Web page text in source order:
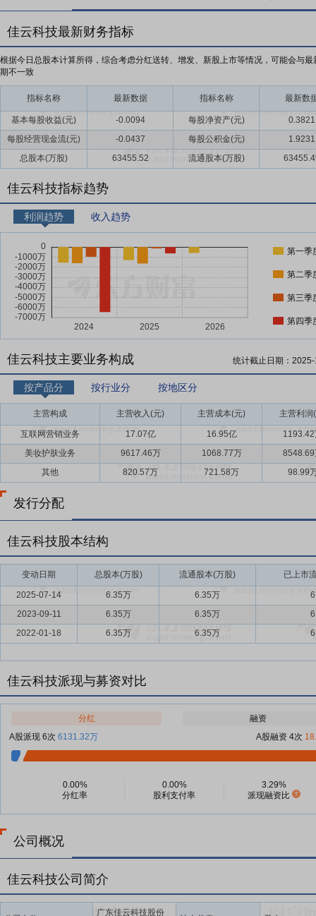
佳云科技最新财务指标
根据今日总股本计算所得，综合考虑分红送转、增发、新股上市等情况，可能会与最
期不一致
指标名称 最新数据 指标名称 最新数
基本每股收益(元) -0.0094 每股净资产(元)
0.3821
每股经营现金流(元)
-0.0437 每股公积金(元)
1.9231
总股本(万股)
63455.52 流通股本(万股)
佳云科技指标趋势
利润趋势 收入趋势
第一季
第二季
第三季
第四季
佳云科技主要业务构成 统计截止日期：
按产品分 按行业分 按地区分
主营构成 主营收入(元) 主营成本(元) 主营利润
互联网营销业务 17.07亿 16.95亿
1193.42
美妆护肤业务
9617.46万 1068.77万
8548.69
其他
820.57万 721.58万 98.99
发行分配
佳云科技股本结构
变动日期 总股本(万股) 流通股本(万股) 已上市
2025-07-14 6.35万 6.35万
2023-09-11
6.35万 6.35万
2022-01-18
6.35万 6.35万
佳云科技派现与募资对比
分红
融资
A股派现 6次 6131.32万 A股融资 4次
0.00%
分红率
0.00%
股利支付率
3.29%
派现融资比
公司概况
佳云科技公司简介
广东佳云科技股份